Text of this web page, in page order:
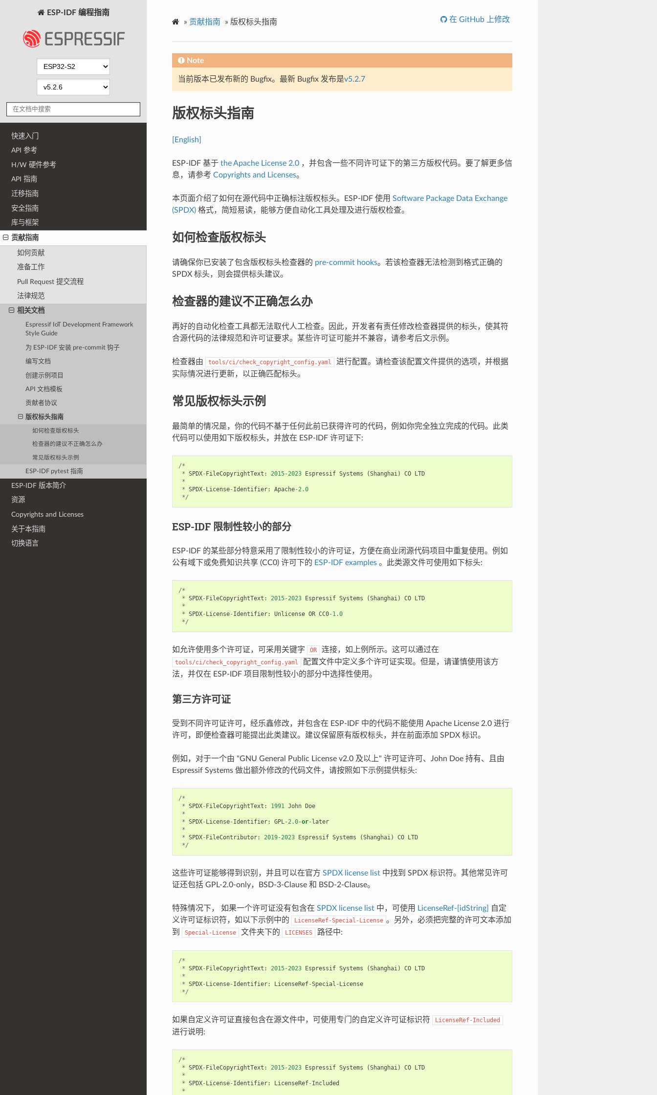
ESP-IDF 编程指南
快速入门
API 参考
H/W 硬件参考
API 指南
迁移指南
安全指南
库与框架
贡献指南
如何贡献
准备工作
Pull Request 提交流程
法律规范
相关文档
Espressif IoT Development Framework
Style Guide
为 ESP-IDF 安装 pre-commit 钩子
编写文档
创建示例项目
API 文档模板
贡献者协议
版权标头指南
如何检查版权标头
检查器的建议不正确怎么办
常见版权标头示例
ESP-IDF pytest 指南
ESP-IDF 版本简介
资源
Copyrights and Licenses
关于本指南
切换语言
» 贡献指南 » 版权标头指南 在 GitHub 上修改
Note
当前版本已发布新的 Bugfix。最新 Bugfix 发布是v5.2.7
版权标头指南
[English]
ESP-IDF 基于 the Apache License 2.0 ，并包含一些不同许可证下的第三方版权代码。要了解更多信
息，请参考 Copyrights and Licenses。
本页面介绍了如何在源代码中正确标注版权标头。ESP-IDF 使用 Software Package Data Exchange
(SPDX)格式，简短易读，能够方便自动化工具处理及进行版权检查。
如何检查版权标头
请确保你已安装了包含版权标头检查器的 pre-commit hooks。若该检查器无法检测到格式正确的
SPDX 标头，则会提供标头建议。
检查器的建议不正确怎么办
再好的自动化检查工具都无法取代人工检查。因此，开发者有责任修改检查器提供的标头，使其符
合源代码的法律规范和许可证要求。某些许可证可能并不兼容，请参考后文示例。
检查器由 tools/ci/check_copyright_config.yaml
进行配置。请检查该配置文件提供的选项，并根据
实际情况进行更新，以正确匹配标头。
常见版权标头示例
最简单的情况是，你的代码不基于任何此前已获得许可的代码，例如你完全独立完成的代码。此类
代码可以使用如下版权标头，并放在 ESP-IDF 许可证下:
/*
* SPDX- FileCopyrightText : 2015-2023 Espressif Systems (Shanghai) CO LTD
*
* SPDX- License- Identifier: Apache-2.0
*/
ESP-IDF 限制性较小的部分
ESP-IDF 的某些部分特意采用了限制性较小的许可证，方便在商业闭源代码项目中重复使用。例如
公有域下或免费知识共享 (CC0) 许可下的 ESP-IDF examples 。此类源文件可使用如下标头:
/*
* SPDX- FileCopyrightText : 2015-2023 Espressif Systems (Shanghai) CO LTD
*
* SPDX- License- Identifier: Unlicense OR CC0- 1.0
*/
如允许使用多个许可证，可采用关键字 OR 连接，如上例所示。这可以通过在
tools/ci/check_copyright_config.yaml
配置文件中定义多个许可证实现。但是，请谨慎使用该方
法，并仅在 ESP-IDF 项目限制性较小的部分中选择性使用。
第三方许可证
受到不同许可证许可，经乐鑫修改，并包含在 ESP-IDF 中的代码不能使用 Apache License 2.0 进行
许可，即便检查器可能提出此类建议。建议保留原有版权标头，并在前面添加 SPDX 标识。
例如，对于一个由 "GNU General Public License v2.0 及以上" 许可证许可、John Doe 持有、且由
Espressif Systems 做出额外修改的代码文件，请按照如下示例提供标头:
/*
* SPDX- FileCopyrightText : 1991 John Doe
*
* SPDX- License- Identifier: GPL-2.0-or- later
*
* SPDX- FileContributor: 2019-2023 Espressif Systems (Shanghai) CO LTD
*/
这些许可证能够得到识别，并且可以在官方 SPDX license list中找到 SPDX 标识符。其他常见许可
证还包括 GPL-2.0-only，BSD-3-Clause 和 BSD-2-Clause。
特殊情况下， 如果一个许可证没有包含在 SPDX license list中，可使用 LicenseRef-[idString]
自定
义许可证标识符，如以下示例中的
LicenseRef-Special-License 。另外，必须把完整的许可文本添加
到
Special-License 文件夹下的 LICENSES 路径中:
/*
* SPDX- FileCopyrightText : 2015-2023 Espressif Systems (Shanghai) CO LTD
*
* SPDX- License- Identifier: LicenseRef-Special - License
*/
如果自定义许可证直接包含在源文件中，可使用专门的自定义许可证标识符 LicenseRef-Included
进行说明:
/*
* SPDX- FileCopyrightText : 2015-2023 Espressif Systems (Shanghai) CO LTD
*
* SPDX- License- Identifier: LicenseRef- Included
*